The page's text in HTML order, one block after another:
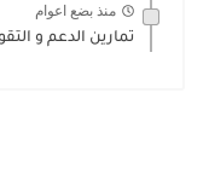
منذ بضع اعوام
تمارين الدعم و